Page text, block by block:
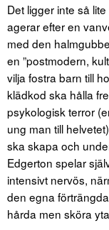
Det ligger inte så
agerar efter en
med den
en ”postmodern,
vilja fostra barn till
klädkod ska hålla
psykologisk terror
ung man till
ska skapa och
Edgerton spelar
intensivt nervös,
den egna
hårda men sköra